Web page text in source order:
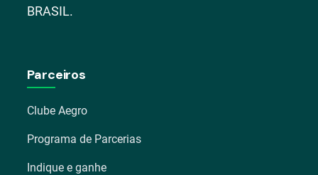
BRASIL.
Parceiros
Clube Aegro
Programa de Parcerias
Indique e ganhe